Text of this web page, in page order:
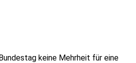
keine Mehrheit für eine